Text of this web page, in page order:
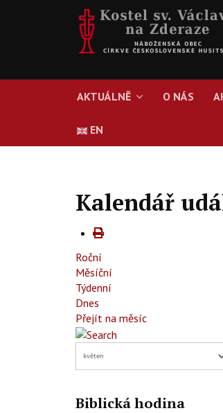
AKTUÁLNĚ O NÁS
EN
Kalendář
Roční
Měsíční
Týdenní
Dnes
Přejít na měsíc
Biblická hodina